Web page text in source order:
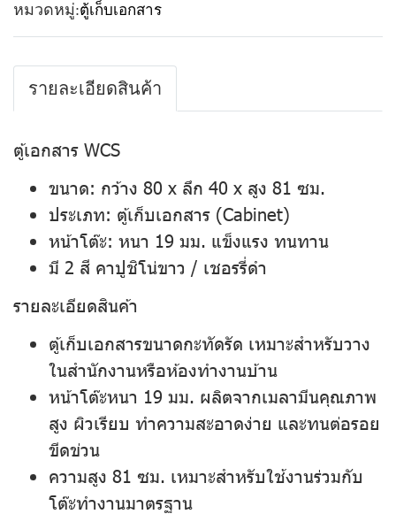
หมวดหมู่:ตู้เก็บเอกสาร
รายละเอียดสินค้า
ตู้เอกสาร WCS
ขนาด: กว้าง 80 x ลึก 40 x สูง 81 ซม.
ประเภท: ตู้เก็บเอกสาร (Cabinet)
หน้าโต๊ะ: หนา 19 มม. แข็งแรง ทนทาน
มี 2 สี คาปูชิโน่ขาว / เชอรรี่ดำ
รายละเอียดสินค้า
ตู้เก็บเอกสารขนาดกะทัดรัด เหมาะสำหรับวาง
ในสำนักงานหรือห้องทำงานบ้าน
หน้าโต๊ะหนา 19 มม. ผลิตจากเมลามีนคุณภาพ
สูง ผิวเรียบ ทำความสะอาดง่าย และทนต่อรอย
ขีดข่วน
ความสูง 81 ซม. เหมาะสำหรับใช้งานร่วมกับ
โต๊ะทำงานมาตรฐาน